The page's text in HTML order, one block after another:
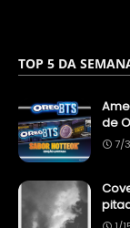
TOP 5 DA
de
7/